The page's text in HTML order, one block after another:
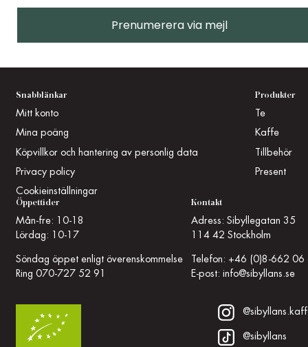
Prenumerera via mejl
Snabblänkar
Mitt konto
Mina poäng
Köpvillkor och hantering av personlig data
Privacy policy
Cookieinställningar
Produkter
Te
Kaffe
Tillbehör
Present
Öppettider
Mån-fre: 10-18
Lördag: 10-17
Söndag öppet enligt överenskommelse
Ring 070-727 52 91
Kontakt
Adress: Sibyllegatan 35
114 42 Stockholm
Telefon: +46 (0)8-662 06
E-post: info@sibyllans.se
@sibyllans